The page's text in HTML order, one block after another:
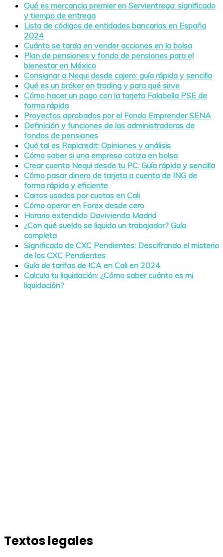
Qué es mercancia premier en Servientrega: significado
y tiempo de entrega
Lista de códigos de entidades bancarias en España
2024
Cuánto se tarda en vender acciones en la bolsa
Plan de pensiones y fondo de pensiones para el
bienestar en México
Consignar a Nequi desde cajero: guía rápida y sencilla
Qué es un bróker en trading y para qué sirve
Cómo hacer un pago con la tarjeta Falabella PSE de
forma rápida
Proyectos aprobados por el Fondo Emprender SENA
Definición y funciones de las administradoras de
fondos de pensiones
Qué tal es Rapicredit: Opiniones y análisis
Cómo saber si una empresa cotiza en bolsa
Crear cuenta Nequi desde tu PC: Guía rápida y sencilla
Cómo pasar dinero de tarjeta a cuenta de ING de
forma rápida y eficiente
Carros usados por cuotas en Cali
Cómo operar en Forex desde cero
Horario extendido Davivienda Madrid
¿Con qué sueldo se liquida un trabajador? Guía
completa
Significado de CXC Pendientes: Descifrando el misterio
de los CXC Pendientes
Guía de tarifas de ICA en Cali en 2024
Calcula tu liquidación: ¿Cómo saber cuánto es mi
liquidación?
Textos legales